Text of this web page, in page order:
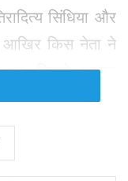
सिंधिया और
आखिर किस नेता ने
जिसने भाजपा
की बात पहुंचाई?
हाईकमान इतना
में भाजपा ने